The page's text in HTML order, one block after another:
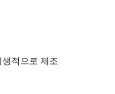
적으로 제조